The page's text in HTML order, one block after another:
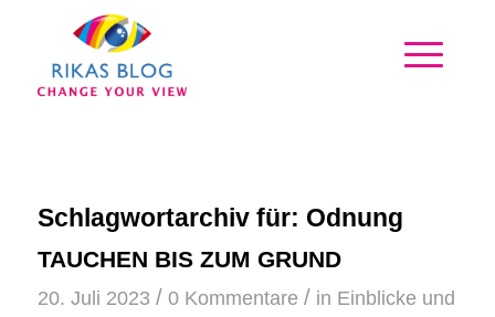
Schlagwortarchiv für: Odnung
TAUCHEN BIS ZUM GRUND
20. Juli 2023 / 0 Kommentare / in Einblicke und